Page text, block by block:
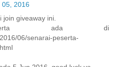
05, 2016
join giveaway ini.
ada di
06/senarai-peserta-